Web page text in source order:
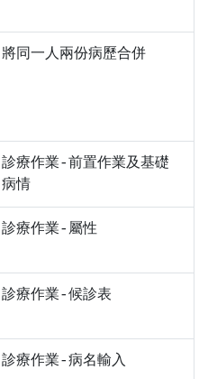
將同一人兩份病歷合併
診療作業-前置作業及基礎
病情
診療作業-屬性
診療作業-候診表
診療作業-病名輸入